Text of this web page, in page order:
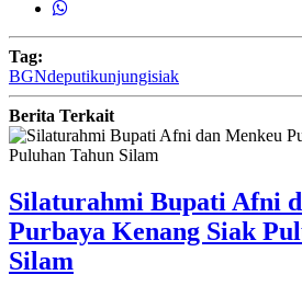
Tag:
BGNdeputikunjungisiak
Berita Terkait
Silaturahmi Bupati Afni
Purbaya Kenang Siak
Silam